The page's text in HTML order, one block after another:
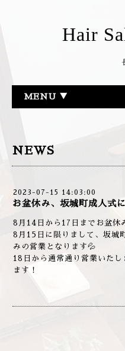
Hair
長野県埴科
MENU ▼
NEWS
2023-07-15 14:03:00
お盆休み、坂城町成人式
8月14日から17日までお盆休
8月15日に限りまして、坂城
みの営業となります💦
18日から通常通り営業いた
ます！